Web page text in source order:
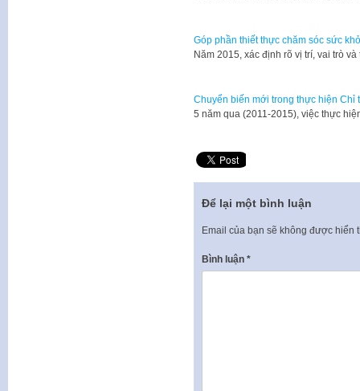
Góp phần thiết thực chăm sóc sức
Năm 2015, xác định rõ vị trí, vai trò
Chuyển biến mới trong thực hiện Chỉ
5 năm qua (2011-2015), việc thực
Để lại một bình luận
Email của bạn sẽ không được hiển
Bình luận *